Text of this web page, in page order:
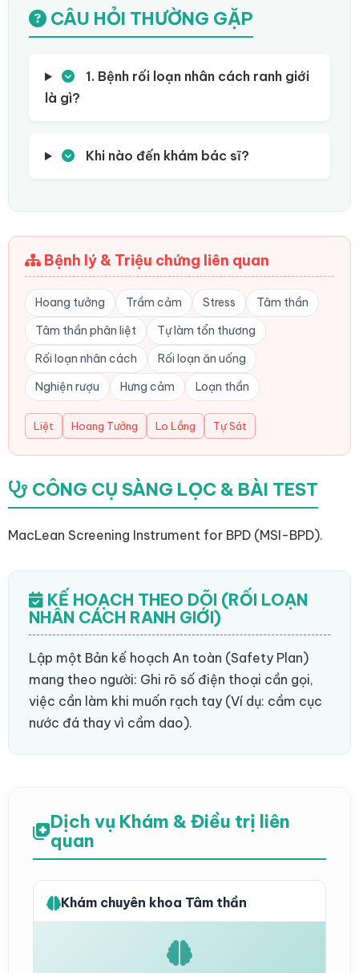
CÂU HỎI THƯỜNG GẶP
1. Bệnh rối loạn nhân cách ranh giới
là gì?
Khi nào đến khám bác sĩ?
Bệnh lý & Triệu chứng liên quan
Hoang tưởng Trầm cảm Stress
Tâm thần
Tâm thần phân liệt
Tự làm tổn thương
Rối loạn nhân cách
Rối loạn ăn uống
Nghiện rượu
Hưng cảm Loạn thần
Liệt Hoang Tưởng Lo Lắng Tự Sát
CÔNG CỤ SÀNG LỌC & BÀI TEST
MacLean Screening Instrument for BPD (MSI-BPD).
KẾ HOẠCH THEO DÕI (RỐI LOẠN
NHÂN CÁCH RANH GIỚI)
Lập một Bản kế hoạch An toàn (Safety Plan)
mang theo người: Ghi rõ số điện thoại cần gọi,
việc cần làm khi muốn rạch tay (Ví dụ: cầm cục
nước đá thay vì cầm dao).
Dịch vụ Khám & Điều trị liên
quan
Khám chuyên khoa Tâm thần